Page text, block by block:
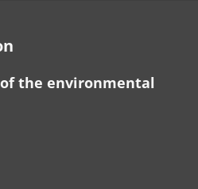
of the environmental